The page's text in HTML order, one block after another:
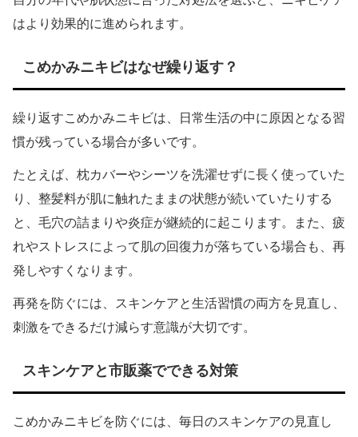
はより効果的に進められます。
こめかみニキビはなぜ繰り返す？
繰り返すこめかみニキビは、日常生活の中に原因となる習
慣が残っている場合が多いです。
たとえば、枕カバーやシーツを洗濯せずに長く使っていた
り、整髪料が肌に触れたままの状態が続いていたりする
と、毛穴の詰まりや炎症が継続的に起こります。また、疲
れやストレスによって肌の回復力が落ちている場合も、再
発しやすくなります。
再発を防ぐには、スキンケアと生活習慣の両方を見直し、
刺激をできるだけ減らす意識が大切です。
スキンケアと市販薬でできる対策
こめかみニキビを防ぐには、毎日のスキンケアの見直し